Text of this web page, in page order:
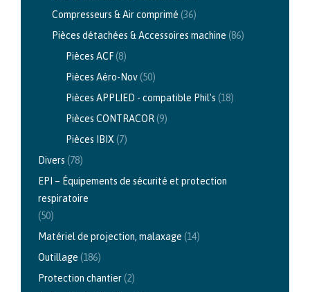
Compresseurs & Air comprimé (36)
Pièces détachées & Accessoires machine (86)
Pièces ACF(8)
Pièces Aéro-Nov(50)
Pièces APPLIED - compatible Phil's (18)
Pièces CONTRACOR(9)
Pièces IBIX (7)
Divers (78)
EPI – Équipements de sécurité et protection
respiratoire
(50)
Matériel de projection, malaxage (14)
Outillage (186)
Protection chantier(2)